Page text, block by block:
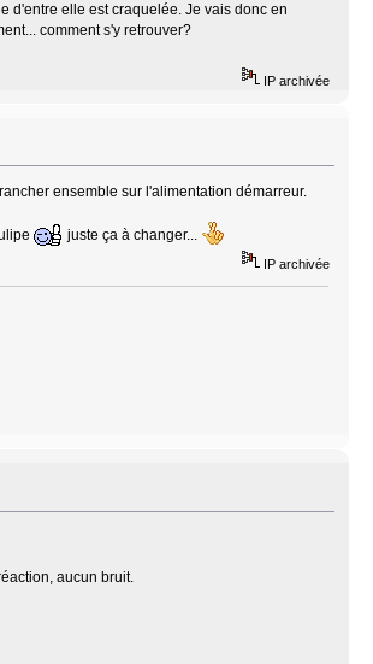
d'entre elle est craquelée. Je vais donc en
comment s'y retrouver?
IP archivée
ensemble sur l'alimentation démarreur.
juste ça à changer...
IP archivée
aucun bruit.